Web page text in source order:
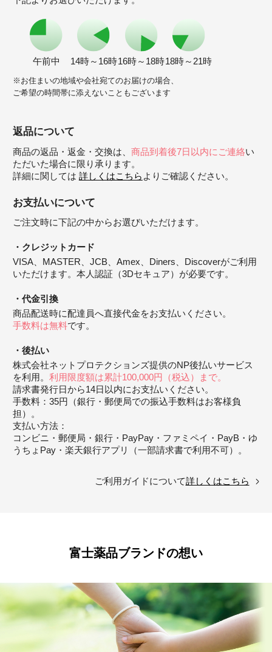
午前中 14時～16時16時～18時18時～21時
※お住まいの地域や会社宛てのお届けの場合、
ご希望の時間帯に添えないこともございます
返品について
商品の返品・返金・交換は、 商品到着後7日以内にご連絡い
ただいた場合に限り承ります。
詳細に関しては 詳しくはこちら よりご確認ください。
お支払いについて
ご注文時に下記の中からお選びいただけます。
クレジットカード
VISA、MASTER、JCB、Amex、Diners、Discoverがご利用
いただけます。本人認証（3Dセキュア）が必要です。
代金引換
商品配送時に配達員へ直接代金をお支払いください。
手数料は無料です。
後払い
株式会社ネットプロテクションズ提供のNP後払いサービス
を利用。 利用限度額は累計100,000円（税込）まで。
請求書発行日から14日以内にお支払いください。
手数料：35円（銀行・郵便局での振込手数料はお客様負
担）。
支払い方法：
コンビニ・郵便局・銀行・PayPay・ファミペイ・PayB・ゆ
うちょPay・楽天銀行アプリ（一部請求書で利用不可）。
ご利用ガイドについて詳しくはこちら
富士薬品ブランドの想い